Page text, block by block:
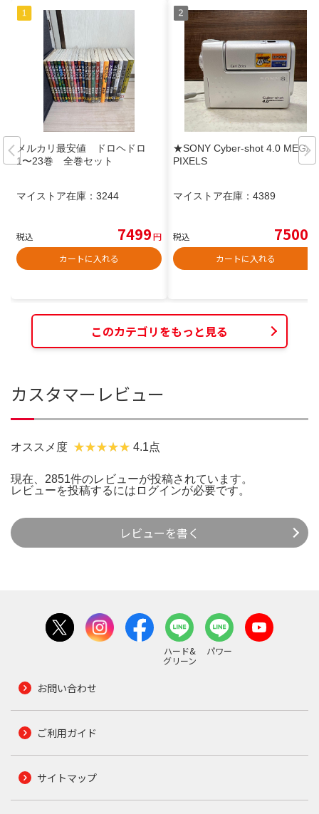
メルカリ最安値 ドロヘドロ
1〜23巻 全巻セット
マイストア在庫： 3244
税込 7499円
カートに入れる
★SONY Cyber-shot 4.0 MEGA
PIXELS
マイストア在庫： 4389
税込 7500
カートに入れる
このカテゴリをもっと見る
カスタマーレビュー
オススメ度 4.1点
現在、2851件のレビューが投稿されています。
レビューを投稿するには ログインが必要です。
レビューを書く
ハード&
グリーン
パワー
お問い合わせ
ご利用ガイド
サイトマップ